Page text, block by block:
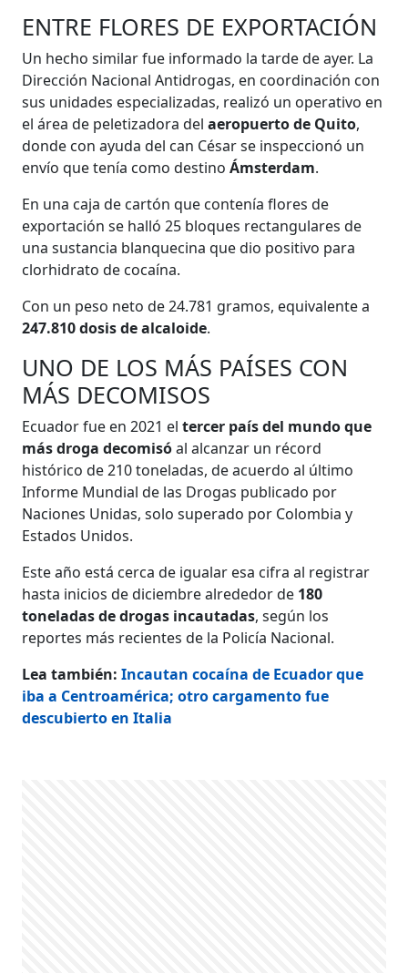
ENTRE FLORES DE EXPORTACIÓN
Un hecho similar fue informado la tarde de ayer. La
Dirección Nacional Antidrogas, en coordinación con
sus unidades especializadas, realizó un operativo en
el área de peletizadora delaeropuerto de Quito,
donde con ayuda del can César se inspeccionó un
envío que tenía como destinoÁmsterdam.
En una caja de cartón que contenía flores de
exportación se halló 25 bloques rectangulares de
una sustancia blanquecina que dio positivo para
clorhidrato de cocaína.
Con un peso neto de 24.781 gramos, equivalente a
247.810 dosis de alcaloide.
UNO DE LOS MÁS PAÍSES CON
MÁS DECOMISOS
Ecuador fue en 2021 el tercer país del mundo que
más droga decomisóal alcanzar un récord
histórico de 210 toneladas, de acuerdo al último
Informe Mundial de las Drogas publicado por
Naciones Unidas, solo superado por Colombia y
Estados Unidos.
Este año está cerca de igualar esa cifra al registrar
hasta inicios de diciembre alrededor de 180
toneladas de drogas incautadas, según los
reportes más recientes de la Policía Nacional.
Lea también:Incautan cocaína de Ecuador que
iba a Centroamérica; otro cargamento fue
descubierto en Italia